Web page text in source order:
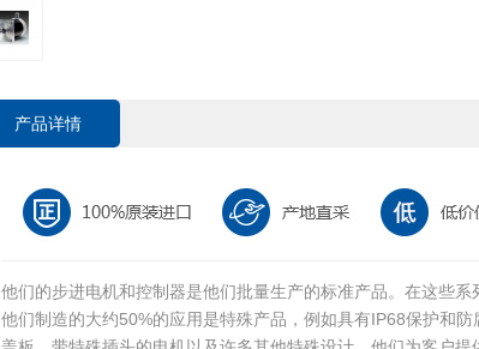
产品详情
他们的步进电机和控制器是他们批量生产的标准产品。在这些系
他们制造的大约50%的应用是特殊产品，例如具有IP68保护和